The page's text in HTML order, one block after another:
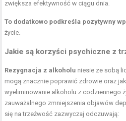
zwiększa efektywność w ciągu dnia.
To dodatkowo podkreśla pozytywny
życie.
Jakie są korzyści psychiczne z
Rezygnacja z alkoholu niesie ze sobą
mogą znacznie poprawić zdrowie oraz
wyeliminowanie alkoholu z codziennego
zauważalnego zmniejszenia objawów
się na trzeźwość zazwyczaj odczuwają: